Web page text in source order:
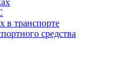
в транспорте
средства